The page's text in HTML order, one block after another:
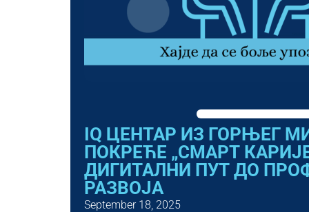
IQ ЦЕНТАР ИЗ ГОРЊЕГ
ПОКРЕЋЕ „СМАРТ
ДИГИТАЛНИ ПУТ ДО
РАЗВОЈА
September 18, 2025